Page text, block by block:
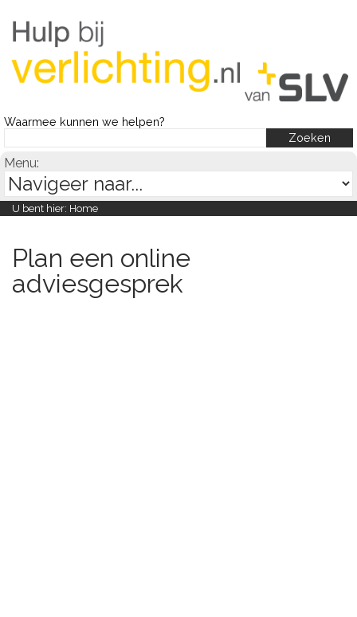
Waarmee kunnen we helpen?
Menu:
U bent hier: Home
Plan een online
adviesgesprek